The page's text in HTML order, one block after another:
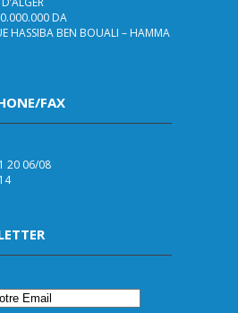
DA
HASSIBA BEN BOUALI – HAMMA
FAX
20 06/08